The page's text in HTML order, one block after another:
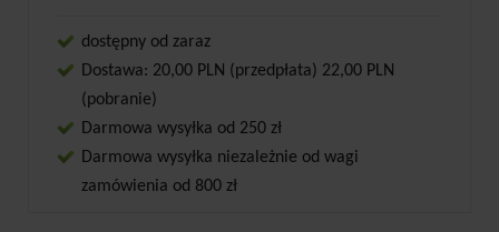
dostępny od zaraz
Dostawa: 20,00 PLN (przedpłata) 22,00 PLN
(pobranie)
Darmowa wysyłka od 250 zł
Darmowa wysyłka niezależnie od wagi
zamówienia od 800 zł